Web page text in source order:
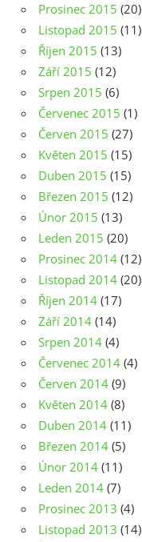
Prosinec 2015 (20)
Listopad 2015 (11)
Říjen 2015 (13)
Září 2015 (12)
Srpen 2015 (6)
Červenec 2015 (1)
Červen 2015 (27)
Květen 2015 (15)
Duben 2015 (15)
Březen 2015 (12)
Únor 2015 (13)
Leden 2015 (20)
Prosinec 2014 (12)
Listopad 2014 (20)
Říjen 2014 (17)
Září 2014 (14)
Srpen 2014 (4)
Červenec 2014 (4)
Červen 2014 (9)
Květen 2014 (8)
Duben 2014 (11)
Březen 2014 (5)
Únor 2014 (11)
Leden 2014 (7)
Prosinec 2013 (4)
Listopad 2013 (14)